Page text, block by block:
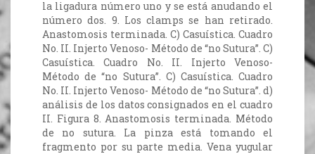
la ligadura número uno y se está anudando el
número dos. 9. Los clamps se han retirado.
Anastomosis terminada. C) Casuística. Cuadro
No. II. Injerto Venoso- Método de “no Sutura”. C)
Casuística. Cuadro No. II. Injerto Venoso-
Método de “no Sutura”. C) Casuística. Cuadro
No. II. Injerto Venoso- Método de “no Sutura”. d)
análisis de los datos consignados en el cuadro
II. Figura 8. Anastomosis terminada. Método
de no sutura. La pinza está tomando el
fragmento por su parte media. Vena yugular